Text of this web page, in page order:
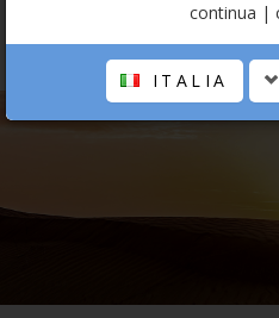
LA SCUOLA
continua |
ITALIA